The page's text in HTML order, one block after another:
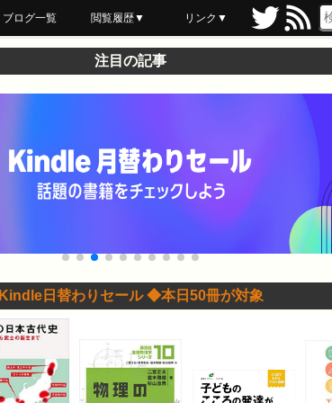
ブログ一覧 閲覧履歴▼
最近読んだ
あとで読む
ブックマーク
リンク▼
注目の記事
Kindle日替わりセール ◆本日50冊が対象